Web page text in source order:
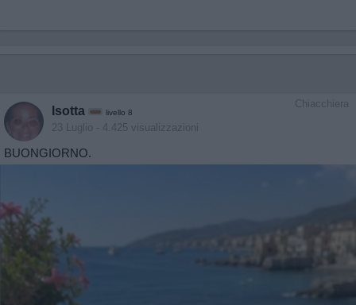
Chiacchiera
Isotta livello 8
23 Luglio - 4.425 visualizzazioni
BUONGIORNO.